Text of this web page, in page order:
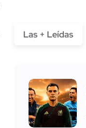
Las + Leídas